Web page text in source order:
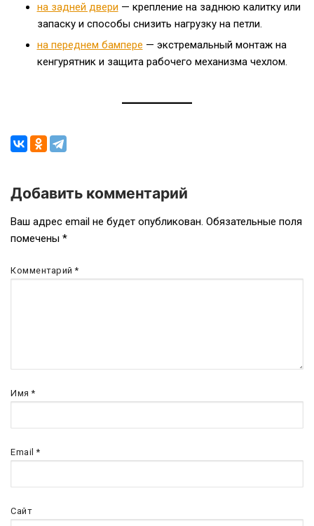
на задней двери — крепление на заднюю калитку или
запаску и способы снизить нагрузку на петли.
на переднем бампере — экстремальный монтаж на
кенгурятник и защита рабочего механизма чехлом.
Навигация
по
записям
Добавить комментарий
Ваш адрес email не будет опубликован. Обязательные поля
помечены *
Комментарий*
Имя*
Email*
Сайт